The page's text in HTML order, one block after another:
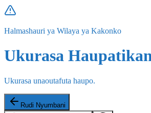
Halmashauri ya Wilaya ya Kakonko
Ukurasa
Ukurasa unaoutafuta haupo.
Rudi Nyumbani